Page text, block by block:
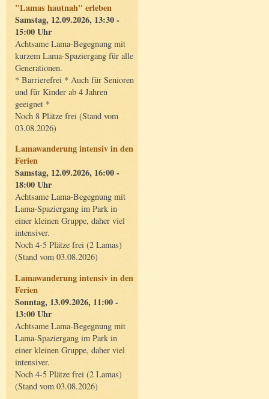
"Lamas hautnah" erleben
Samstag, 12.09.2026, 13:30 -
15:00 Uhr
Achtsame Lama-Begegnung mit
kurzem Lama-Spaziergang für alle
Generationen.
* Barrierefrei * Auch für Senioren
und für Kinder ab 4 Jahren
geeignet *
Noch 8 Plätze frei (Stand vom
03.08.2026)
Lamawanderung intensiv in den
Ferien
Samstag, 12.09.2026, 16:00 -
18:00 Uhr
Achtsame Lama-Begegnung mit
Lama-Spaziergang im Park in
einer kleinen Gruppe, daher viel
intensiver.
Noch 4-5 Plätze frei (2 Lamas)
(Stand vom 03.08.2026)
Lamawanderung intensiv in den
Ferien
Sonntag, 13.09.2026, 11:00 -
13:00 Uhr
Achtsame Lama-Begegnung mit
Lama-Spaziergang im Park in
einer kleinen Gruppe, daher viel
intensiver.
Noch 4-5 Plätze frei (2 Lamas)
(Stand vom 03.08.2026)